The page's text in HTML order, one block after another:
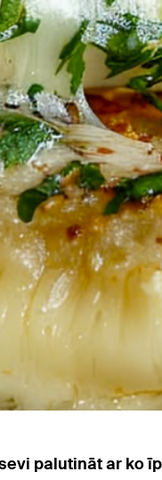
palutināt ar ko